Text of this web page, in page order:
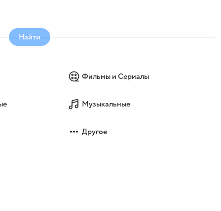
Найти
Фильмы и Сериалы
Музыкальные
Другое